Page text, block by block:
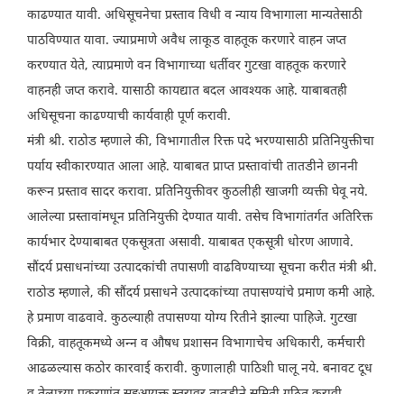
काढण्यात यावी. अधिसूचनेचा प्रस्ताव विधी व न्याय विभागाला मान्यतेसाठी
पाठविण्यात यावा. ज्याप्रमाणे अवैध लाकूड वाहतूक करणारे वाहन जप्त
करण्यात येते, त्याप्रमाणे वन विभागाच्या धर्तीवर गुटखा वाहतूक करणारे
वाहनही जप्त करावे. यासाठी कायद्यात बदल आवश्यक आहे. याबाबतही
अधिसूचना काढण्याची कार्यवाही पूर्ण करावी.
मंत्री श्री. राठोड म्हणाले की, विभागातील रिक्त पदे भरण्यासाठी प्रतिनियुक्तीचा
पर्याय स्वीकारण्यात आला आहे. याबाबत प्राप्त प्रस्तावांची तातडीने छाननी
करून प्रस्ताव सादर करावा. प्रतिनियुक्तीवर कुठलीही खाजगी व्यक्ती घेवू नये.
आलेल्या प्रस्तावांमधून प्रतिनियुक्ती देण्यात यावी. तसेच विभागांतर्गत अतिरिक्त
कार्यभार देण्याबाबत एकसूत्रता असावी. याबाबत एकसूत्री धोरण आणावे.
सौंदर्य प्रसाधनांच्या उत्पादकांची तपासणी वाढविण्याच्या सूचना करीत मंत्री श्री.
राठोड म्हणाले, की सौंदर्य प्रसाधने उत्पादकांच्या तपासण्यांचे प्रमाण कमी आहे.
हे प्रमाण वाढवावे. कुठल्याही तपासण्या योग्य रितीने झाल्या पाहिजे. गुटखा
विक्री, वाहतूकमध्ये अन्न व औषध प्रशासन विभागाचेच अधिकारी, कर्मचारी
आढळल्यास कठोर कारवाई करावी. कुणालाही पाठिशी घालू नये. बनावट दूध